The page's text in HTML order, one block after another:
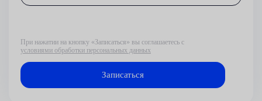
При нажатии на кнопку «Записаться» вы соглашаетесь с
условиями обработки персональных данных